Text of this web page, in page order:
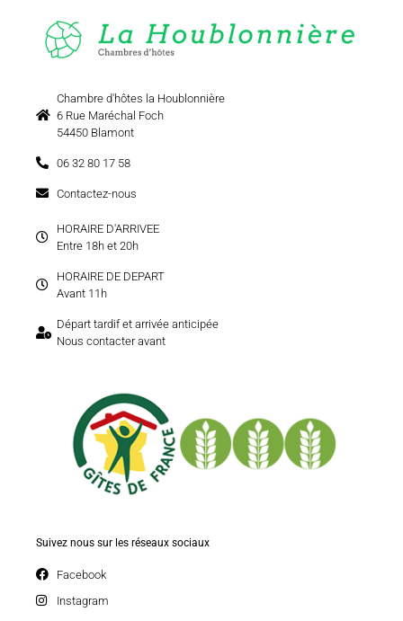
Chambre d'hôtes la Houblonnière
6 Rue Maréchal Foch
54450 Blamont
06 32 80 17 58
Contactez-nous
HORAIRE D'ARRIVEE
Entre 18h et 20h
HORAIRE DE DEPART
Avant 11h
Départ tardif et arrivée anticipée
Nous contacter avant
Suivez nous sur les réseaux sociaux
Facebook
Instagram